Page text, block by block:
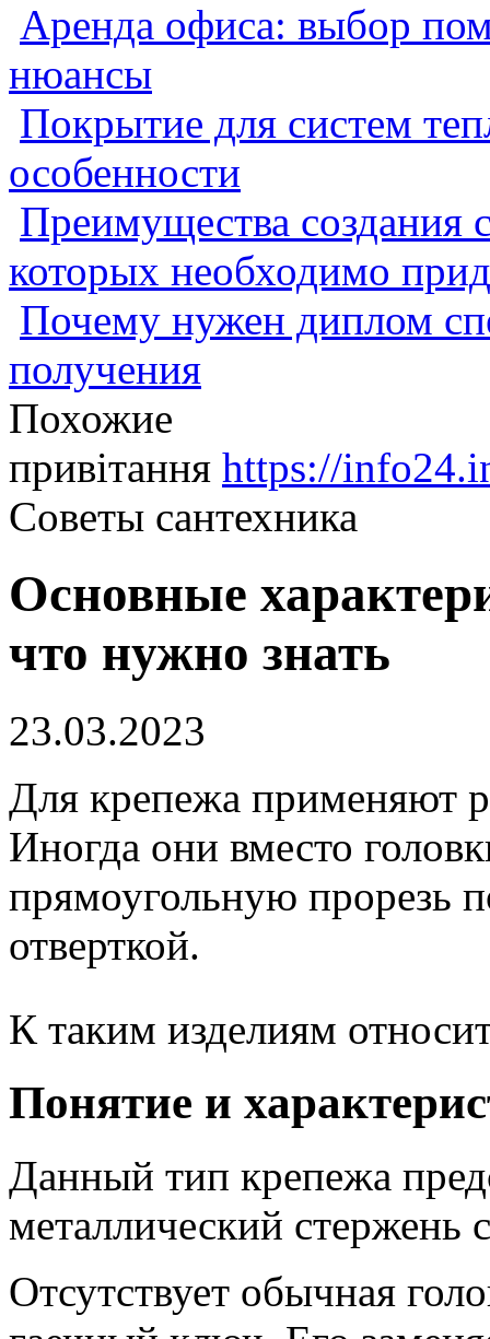
Аренда офиса: выбор
нюансы
Покрытие для систем
особенности
Преимущества создания
которых необходимо
Почему нужен диплом
получения
Похожие
привітання https://
Советы сантехника
Основные
что нужно знать
23.03.2023
Для крепежа применяют
Иногда они вместо
прямоугольную прорезь
отверткой.
К таким изделиям
Понятие и
Данный тип крепежа
металлический стержень
Отсутствует обычная